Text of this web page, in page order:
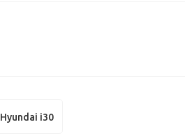
Hyundai i30